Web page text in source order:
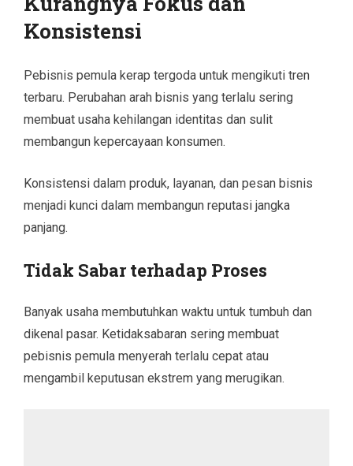
Konsistensi
Pebisnis pemula kerap tergoda untuk mengikuti tren
terbaru. Perubahan arah bisnis yang terlalu sering
membuat usaha kehilangan identitas dan sulit
membangun kepercayaan konsumen.
Konsistensi dalam produk, layanan, dan pesan bisnis
menjadi kunci dalam membangun reputasi jangka
panjang.
Tidak Sabar terhadap Proses
Banyak usaha membutuhkan waktu untuk tumbuh dan
dikenal pasar. Ketidaksabaran sering membuat
pebisnis pemula menyerah terlalu cepat atau
mengambil keputusan ekstrem yang merugikan.